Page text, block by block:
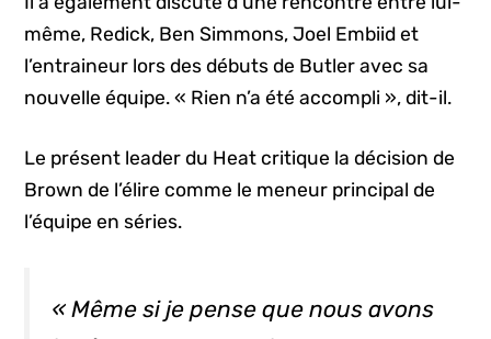
même, Redick, Ben Simmons, Joel Embiid et
l’entraineur lors des débuts de Butler avec sa
nouvelle équipe. « Rien n’a été accompli », dit-il.
Le présent leader du Heat critique la décision de
Brown de l’élire comme le meneur principal de
l’équipe en séries.
« Même si je pense que nous avons